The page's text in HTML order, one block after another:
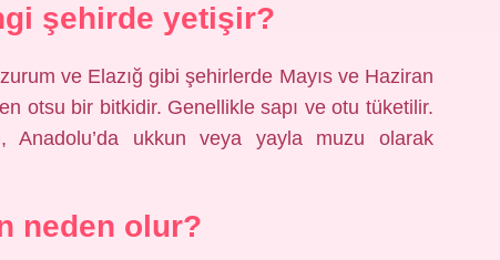
şehirde yetişir?
ve Elazığ gibi şehirlerde Mayıs ve Haziran
otsu bir bitkidir. Genellikle sapı ve otu tüketilir.
ukkun veya yayla muzu olarak
neden olur?